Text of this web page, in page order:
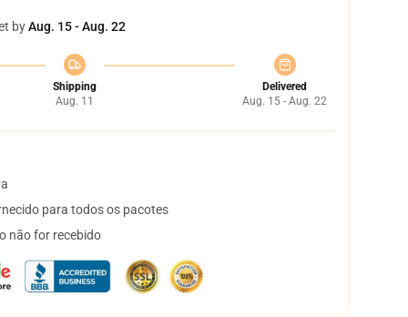
byAug. 15 - Aug. 22
Shipping
Aug. 11
Delivered
Aug. 15 - Aug. 22
para todos os pacotes
não for recebido